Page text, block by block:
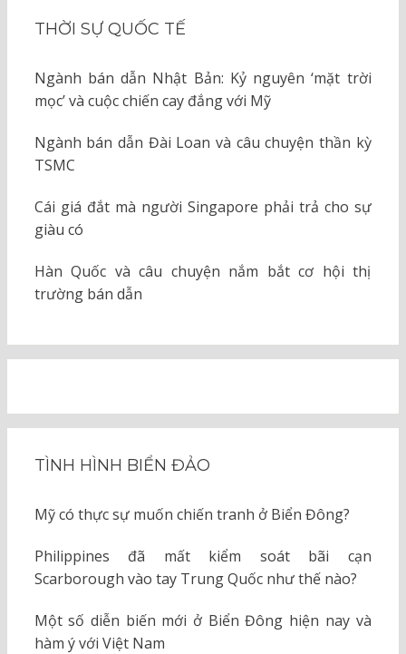
THỜI SỰ QUỐC TẾ
Ngành bán dẫn Nhật Bản: Kỷ nguyên ‘mặt trời
mọc’ và cuộc chiến cay đắng với Mỹ
Ngành bán dẫn Đài Loan và câu chuyện thần kỳ
TSMC
Cái giá đắt mà người Singapore phải trả cho sự
giàu có
Hàn Quốc và câu chuyện nắm bắt cơ hội thị
trường bán dẫn
TÌNH HÌNH BIỂN ĐẢO
Mỹ có thực sự muốn chiến tranh ở Biển Đông?
Philippines đã mất kiểm soát bãi cạn
Scarborough vào tay Trung Quốc như thế nào?
Một số diễn biến mới ở Biển Đông hiện nay và
hàm ý với Việt Nam